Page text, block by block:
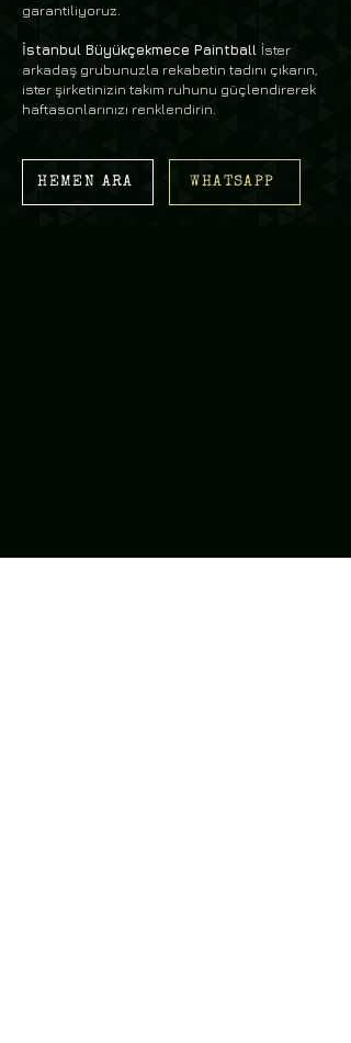
garantiliyoruz.
İstanbul Büyükçekmece Paintball İster
arkadaş grubunuzla rekabetin tadını çıkarın,
ister şirketinizin takım ruhunu güçlendirerek
haftasonlarınızı renklendirin.
HEMEN ARA WHATSAPP